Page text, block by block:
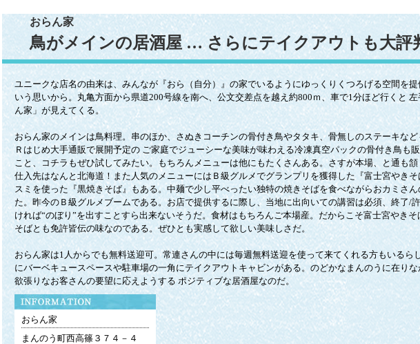
おらん家
鳥がメインの居酒屋 … さらにテイクアウトも大評
ユニークな店名の由来は、みんなが『おら（自分）』の家でいるようにゆっくりくつろげる空間を提
いう思いから。丸亀方面から県道200号線を南へ、公文交差点を越え約800ｍ、車で1分ほど行くと 左
ん家」が見えてくる。
おらん家のメインは鳥料理。串のほか、さぬきコーチンの骨付き鳥やタタキ、骨無しのステーキなど
Ｒはじめ大手通販で展開予定の ご家庭でジューシーな美味が味わえる冷凍真空パックの骨付き鳥も
こと、コチラもぜひ試してみたい。もちろんメニューは他にもたくさんある。さすが本場、と通も
仕入先はなんと北海道！また人気のメニューにはＢ級グルメでグランプリを獲得した『富士宮やきそ
スミを使った『黒焼きそば』もある。中麺で少し平べったい独特の焼きそばを食べながらおカミさ
た。昨今のＢ級グルメブームである。お店で提供するに際し、当地に出向いての講習は必須、終了/
ければ“のぼり”を出すことすら出来ないそうだ。食材はもちろんご本場産。だからこそ富士宮やきそ
そばとも免許皆伝の味なのである。ぜひとも実感して欲しい美味しさだ。
おらん家は1人からでも無料送迎可。常連さんの中には毎週無料送迎を使って来てくれる方もいるら
にバーベキュースペースや駐車場の一角にテイクアウトキャビンがある。のどかなまんのうに在りな
欲張りなお客さんの要望に応えようする ポジティブな居酒屋なのだ。
おらん家
まんのう町西高篠３７４－４